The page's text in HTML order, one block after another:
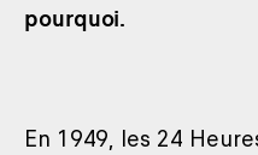
pourquoi.
En 1949, les 24